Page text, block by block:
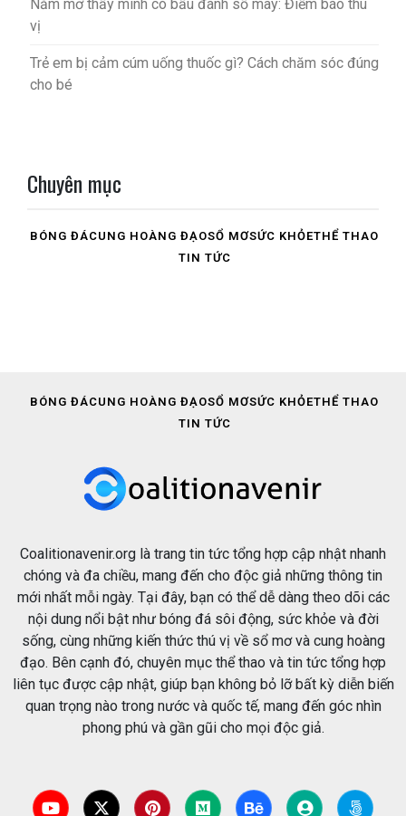
Nằm mơ thấy mình có bầu đánh số may: Điềm báo thú
vị
Trẻ em bị cảm cúm uống thuốc gì? Cách chăm sóc đúng
cho bé
Chuyên mục
BÓNG ĐÁCUNG HOÀNG ĐẠOSỔ MƠSỨC KHỎETHỂ THAO
TIN TỨC
BÓNG ĐÁCUNG HOÀNG ĐẠOSỔ MƠSỨC KHỎETHỂ THAO
TIN TỨC
Coalitionavenir.org là trang tin tức tổng hợp cập nhật nhanh
chóng và đa chiều, mang đến cho độc giả những thông tin
mới nhất mỗi ngày. Tại đây, bạn có thể dễ dàng theo dõi các
nội dung nổi bật như bóng đá sôi động, sức khỏe và đời
sống, cùng những kiến thức thú vị về sổ mơ và cung hoàng
đạo. Bên cạnh đó, chuyên mục thể thao và tin tức tổng hợp
liên tục được cập nhật, giúp bạn không bỏ lỡ bất kỳ diễn biến
quan trọng nào trong nước và quốc tế, mang đến góc nhìn
phong phú và gần gũi cho mọi độc giả.